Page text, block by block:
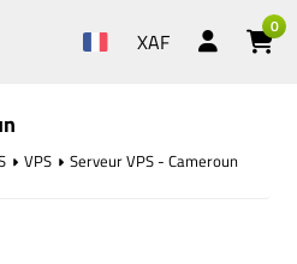
XAF
0
VPS Serveur VPS - Cameroun